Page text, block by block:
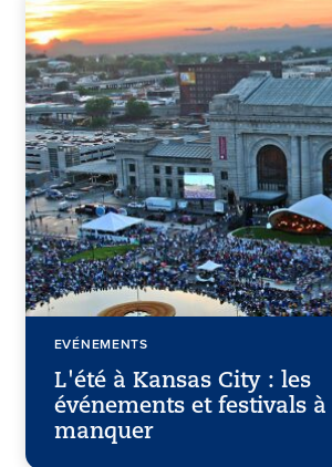
EVÉNEMENTS
L'été à Kansas City : les
événements et festivals à
manquer